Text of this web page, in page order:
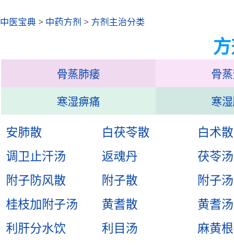
中医宝典 > 中药方剂 > 方剂主治分类
方
骨蒸肺痿 骨
寒湿痹痛 寒
安肺散 白茯苓散 白术散
调卫止汗汤
返魂丹 茯苓汤
附子防风散
附子散 附子汤
桂枝加附子汤
黄耆散 黄耆汤
利肝分水饮
利目汤 麻黄